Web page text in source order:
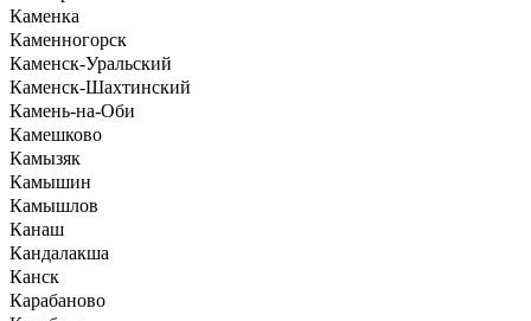
Каменка
Каменногорск
Каменск-Уральский
Каменск-Шахтинский
Камень-на-Оби
Камешково
Камызяк
Камышин
Камышлов
Канаш
Кандалакша
Канск
Карабаново